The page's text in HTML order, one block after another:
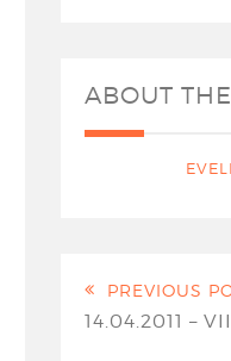
ABOUT
EVELI
PREVIOUS
14.04.2011 –